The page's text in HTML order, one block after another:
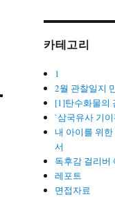
카테고리
1
2월 관찰일지
[1]탄수화물의
`삼국유사 기
내 아이를 위
서
독후감 걸리버
레포트
면접자료